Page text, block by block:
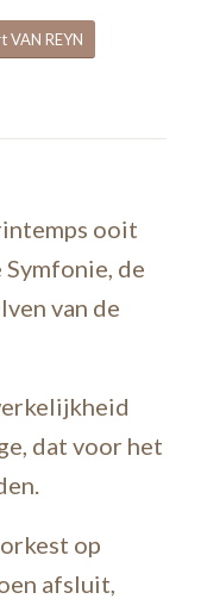
VAN REYN
ooit
de
van de
dat voor het
op
afsluit,